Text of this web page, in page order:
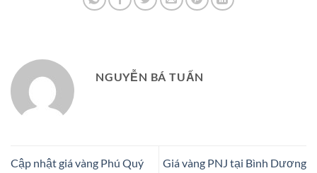
NGUYỄN BÁ TUẤN
Cập nhật giá vàng Phú Quý
Giá vàng PNJ tại Bình Dương